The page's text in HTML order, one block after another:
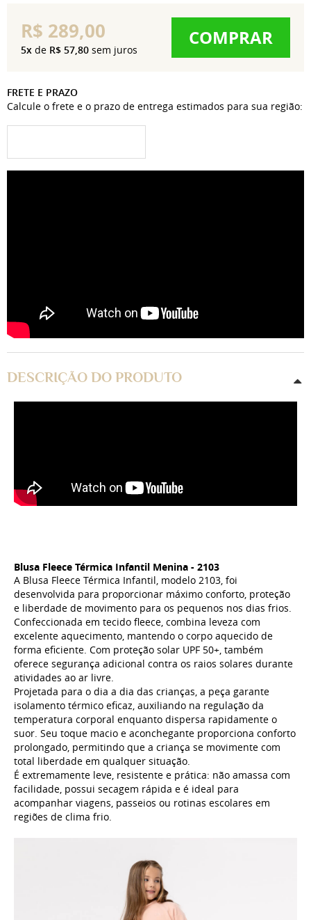
R$ 289,00
5x de R$ 57,80 sem juros COMPRAR
FRETE E PRAZO
Calcule o frete e o prazo de entrega estimados para sua região:
DESCRIÇÃO DO PRODUTO
Blusa Fleece Térmica Infantil Menina - 2103
A Blusa Fleece Térmica Infantil, modelo 2103, foi
desenvolvida para proporcionar máximo conforto, proteção
e liberdade de movimento para os pequenos nos dias frios.
Confeccionada em tecido fleece, combina leveza com
excelente aquecimento, mantendo o corpo aquecido de
forma eficiente. Com proteção solar UPF 50+, também
oferece segurança adicional contra os raios solares durante
atividades ao ar livre.
Projetada para o dia a dia das crianças, a peça garante
isolamento térmico eficaz, auxiliando na regulação da
temperatura corporal enquanto dispersa rapidamente o
suor. Seu toque macio e aconchegante proporciona conforto
prolongado, permitindo que a criança se movimente com
total liberdade em qualquer situação.
É extremamente leve, resistente e prática: não amassa com
facilidade, possui secagem rápida e é ideal para
acompanhar viagens, passeios ou rotinas escolares em
regiões de clima frio.